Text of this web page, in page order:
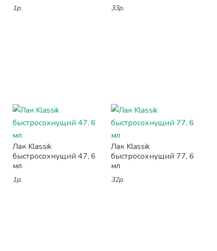
1р. 33р.
Лак Klassik
быстросохнущий 47, 6
мл
1р.
Лак Klassik
быстросохнущий 77, 6
мл
32р.